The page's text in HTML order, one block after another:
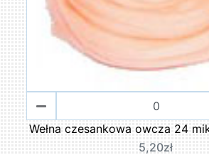
Wełna czesankowa owcza 24
5,20zł